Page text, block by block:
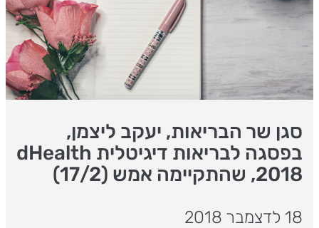
סגן שר הבריאות, יעקב ליצמן,
בפסגה לבריאות דיגיטלית dHealth
2018, שהתקיימה אמש (17/2)
18 לדצמבר 2018